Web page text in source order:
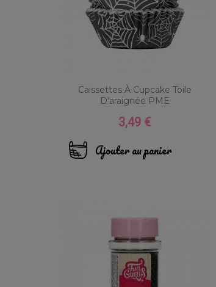
Caissettes À Cupcake Toile
D'araignée PME
Prix
3,49 €
Ajouter au panier